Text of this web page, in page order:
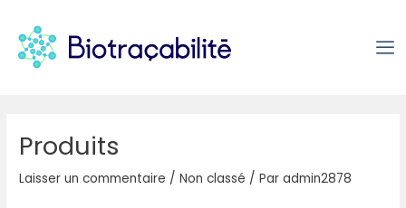
Produits
Laisser un commentaire /Non classé / Paradmin2878